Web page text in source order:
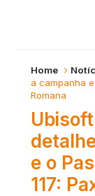
Home
a campanha
Romana
e o
117: